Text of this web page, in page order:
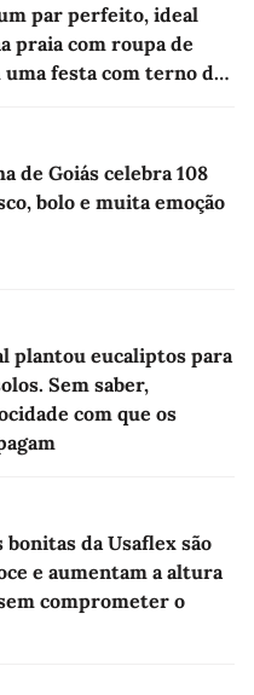
par perfeito, ideal
praia com roupa de
uma festa com terno de
de Goiás celebra 108
bolo e muita emoção
plantou eucaliptos para
Sem saber,
com que os
bonitas da Usaflex são
e aumentam a altura
comprometer o